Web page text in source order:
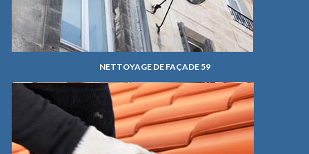
NETTOYAGE DE FAÇADE 59